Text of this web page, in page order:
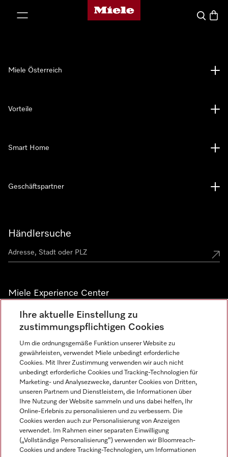
Miele-Homepage
Suche
Händlersuche
Miele Experience Center
Alle Miele Experience Center anzeigen
Newsletter
Miele Österreich
Vorteile
Smart Home
Geschäftspartner
Miele auf Instagram
Miele auf Facebook
Miele auf Youtube
Ihre aktuelle Einstellung zu
zustimmungspflichtigen Cookies
Um die ordnungsgemäße Funktion unserer Website zu
gewährleisten, verwendet Miele unbedingt erforderliche
Cookies. Mit Ihrer Zustimmung verwenden wir auch nicht
unbedingt erforderliche Cookies und Tracking-Technologien für
Marketing- und Analysezwecke, darunter Cookies von Dritten,
unseren Partnern und Dienstleistern, die Informationen über
Ihre Nutzung der Website sammeln und uns dabei helfen, Ihr
Online-Erlebnis zu personalisieren und zu verbessern. Die
Cookies werden auch zur Personalisierung von Anzeigen
verwendet. Im Rahmen einer separaten Einwilligung
(„Vollständige Personalisierung“) verwenden wir Bloomreach-
Cookies und andere Tracking-Technologien, um Informationen